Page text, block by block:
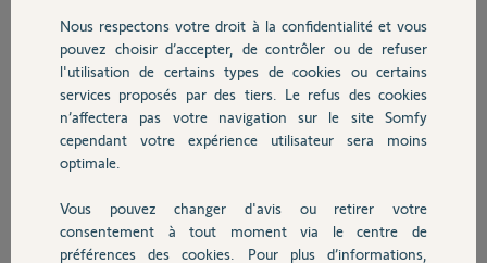
Chauffage
Autres produits
Devis avec un pro
Détail du relevé sur 24h :
evo-10.evostream.com : 6 718
evo-08.evostream.com : 6 705
evo-07.evostream.com : 6 644
evo-06.evostream.com : 6 629
evo-14.evostream.com : 6 416
evo-03.evostream.com : 6 316
Nous respectons votre droit à la confidentialité et vous
pouvez choisir d’accepter, de contrôler ou de refuser
l'utilisation de certains types de cookies ou certains
services proposés par des tiers. Le refus des cookies
n’affectera pas votre navigation sur le site Somfy
cependant votre expérience utilisateur sera moins
optimale.
Vous pouvez changer d'avis ou retirer votre
consentement à tout moment via le centre de
préférences des cookies. Pour plus d’informations,